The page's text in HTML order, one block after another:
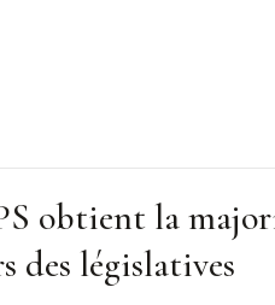
obtient la
des législatives